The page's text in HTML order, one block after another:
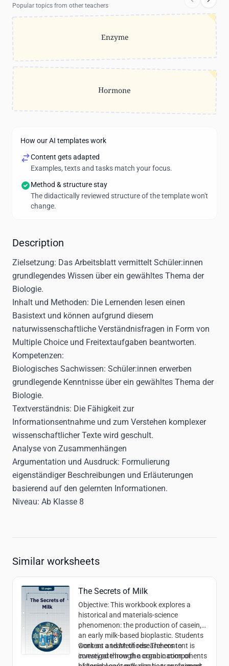
Popular topics from other teachers
Enzyme
Hormone
How our AI templates work
Content gets adapted
Examples, texts and tasks match your focus.
Method & structure stay
The didactically reviewed structure of the template won't
change.
Description
Zielsetzung: Das Arbeitsblatt vermittelt Schüler:innen
grundlegendes Wissen über ein gewähltes Thema der
Biologie.
Inhalt und Methoden: Die Lernenden lesen einen
Basistext und können aufgrund diesem
naturwissenschaftliche Verständnisfragen in Form von
Multiple Choice und Freitextaufgaben beantworten.
Kompetenzen:
Biologisches Sachwissen: Schüler:innen erwerben
grundlegende Kenntnisse über ein gewähltes Thema der
Biologie.
Textverständnis: Die Fähigkeit zur
Informationsentnahme und zum Verstehen komplexer
wissenschaftlicher Texte wird geschult.
Analyse von Zusammenhängen
Argumentation und Ausdruck: Formulierung
eigenständiger Beschreibungen und Erläuterungen
basierend auf den gelernten Informationen.
Niveau: Ab Klasse 8
Similar worksheets
The Secrets of Milk
Objective: This workbook explores a
historical and materials-science
phenomenon: the production of casein,
an early milk-based bioplastic. Students
work as a team of researchers to
investigate how the organic components
Content and Methods: The content is
conveyed through a combination of